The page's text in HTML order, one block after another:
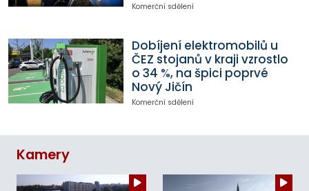
Komerční sdělení
Dobíjení elektromobilů u
ČEZ stojanů v kraji vzrostlo
o 34 %, na špici poprvé
Nový Jičín
Komerční sdělení
Kamery